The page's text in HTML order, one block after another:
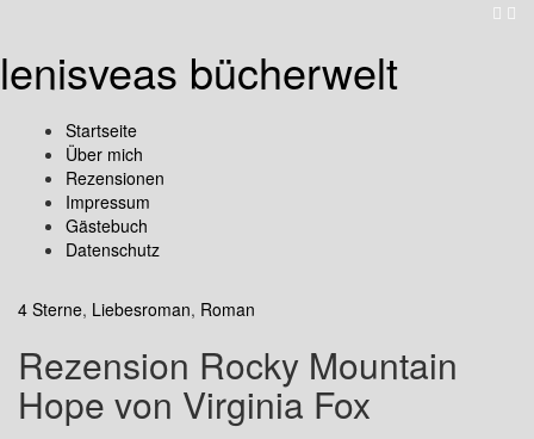
lenisveas bücherwelt
Startseite
Über mich
Rezensionen
Impressum
Gästebuch
Datenschutz
4 Sterne, Liebesroman, Roman
Rezension Rocky Mountain
Hope von Virginia Fox